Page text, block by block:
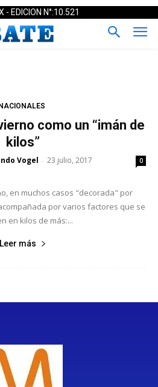
- EDICION N°:10.521
como un “imán de
kilos”
Vogel - 23 julio, 2017 0
en muchos casos "decorada" por
por varios factores que se
en kilos de más:...
Leer más